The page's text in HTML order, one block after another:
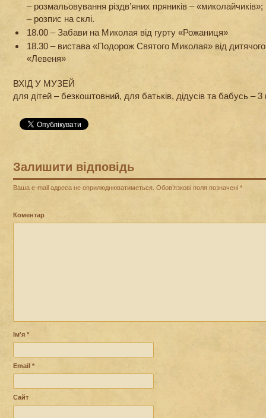
– розмальовування різдв’яних пряників – «миколайчиків»;
– розпис на склі.
18.00 – Забави на Миколая від гурту «Рожаниця»
18.30 – вистава «Подорож Святого Миколая» від
«Левеня»
ВХІД У МУЗЕЙ
для дітей – безкоштовний, для батьків, дідусів та бабусь – 3
Залишити відповідь
Ваша e-mail адреса не оприлюднюватиметься. Обов’язкові поля позначені *
Коментар
Ім'я *
Email *
Сайт